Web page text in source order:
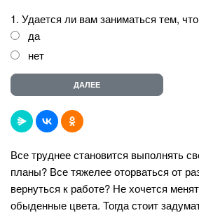
1. Удается ли вам заниматься тем,
да
нет
Все труднее становится выполнять
планы? Все тяжелее оторваться от
вернуться к работе? Не хочется
обыденные цвета. Тогда стоит